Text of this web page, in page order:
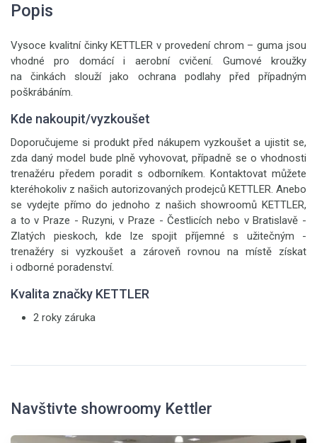
Popis
Vysoce kvalitní činky KETTLER v provedení chrom – guma jsou
vhodné pro domácí i aerobní cvičení. Gumové kroužky
na činkách slouží jako ochrana podlahy před případným
poškrábáním.
Kde nakoupit/vyzkoušet
Doporučujeme si produkt před nákupem vyzkoušet a ujistit se,
zda daný model bude plně vyhovovat, případně se o vhodnosti
trenažéru předem poradit s odborníkem. Kontaktovat můžete
kteréhokoliv z našich autorizovaných prodejců KETTLER. Anebo
se vydejte přímo do jednoho z našich showroomů KETTLER,
a to v Praze - Ruzyni, v Praze - Čestlicích nebo v Bratislavě -
Zlatých pieskoch, kde lze spojit příjemné s užitečným -
trenažéry si vyzkoušet a zároveň rovnou na místě získat
i odborné poradenství.
Kvalita značky KETTLER
2 roky záruka
Navštivte showroomy Kettler